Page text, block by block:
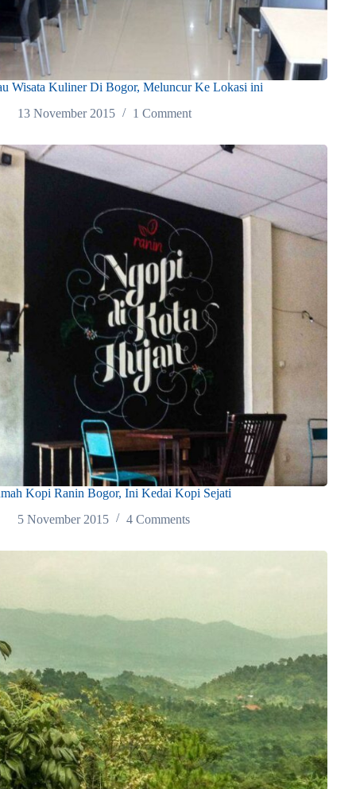
Wisata Kuliner Di Bogor, Meluncur Ke Lokasi ini
13 November 2015
1 Comment
Kopi Ranin Bogor, Ini Kedai Kopi Sejati
5 November 2015
4 Comments